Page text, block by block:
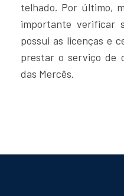
telhado. Por último,
importante verificar
possui as licenças e
prestar o serviço de
das Mercês.